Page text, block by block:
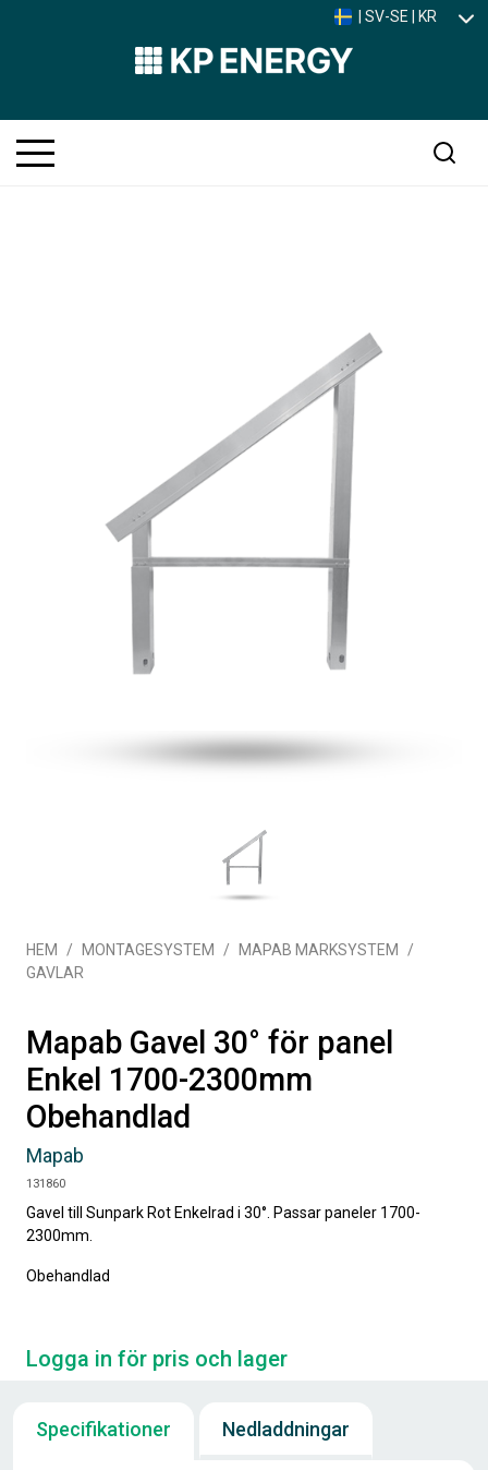
| SV-SE | KR
HEM MONTAGESYSTEM
MAPAB MARKSYSTEM
GAVLAR
Mapab Gavel 30° för panel
Enkel 1700-2300mm
Obehandlad
Mapab
131860
Gavel till Sunpark Rot Enkelrad i 30°. Passar paneler 1700-
2300mm.
Obehandlad
Logga in för pris och lager
Specifikationer Nedladdningar